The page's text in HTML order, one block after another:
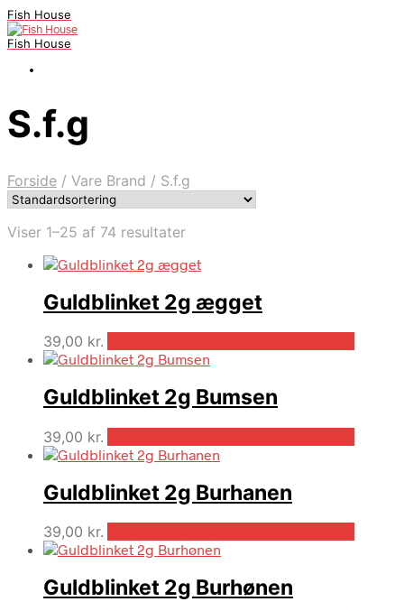
Fish House
Fish House
S.f.g
Forside / Vare Brand / S.f.g
Viser 1–25 af 74 resultater
Guldblinket 2g ægget
39,00 kr.
Guldblinket 2g Bumsen
39,00 kr.
Guldblinket 2g Burhanen
39,00 kr.
Guldblinket 2g Burhønen